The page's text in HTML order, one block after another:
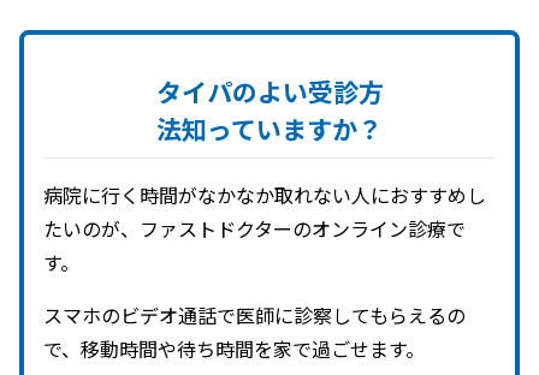
タイパのよい受診方
法知っていますか？
病院に行く時間がなかなか取れない人におすすめし
たいのが、ファストドクターのオンライン診療で
す。
スマホのビデオ通話で医師に診察してもらえるの
で、移動時間や待ち時間を家で過ごせます。